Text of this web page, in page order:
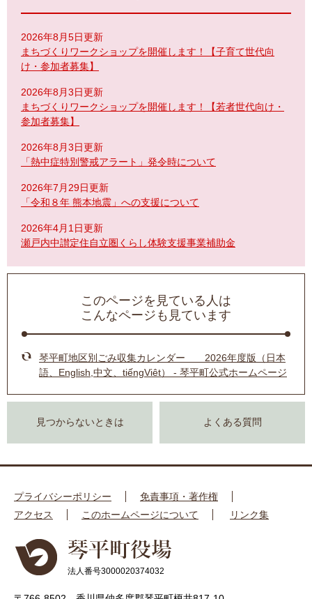
2026年8月5日更新
まちづくりワークショップを開催します！【子育て世代向
け・参加者募集】
2026年8月3日更新
まちづくりワークショップを開催します！【若者世代向け・
参加者募集】
2026年8月3日更新
「熱中症特別警戒アラート」発令時について
2026年7月29日更新
「令和８年 熊本地震」への支援について
2026年4月1日更新
瀬戸内中讃定住自立圏くらし体験支援事業補助金
このページを見ている人は
こんなページも見ています
琴平町地区別ごみ収集カレンダー 2026年度版（日本
語、English,中文、tiếngViêt） - 琴平町公式ホームページ
見つからないときは よくある質問
プライバシーポリシー
免責事項・著作権
アクセス
このホームページについて リンク集
法人番号3000020374032